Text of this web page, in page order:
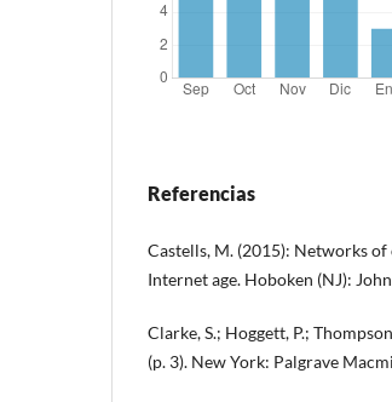
Referencias
Castells, M. (2015): Networks
Internet age. Hoboken (NJ):
Clarke, S.; Hoggett, P.;
(p. 3). New York: Palgrave